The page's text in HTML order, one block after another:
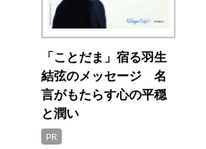
「ことだま」宿る羽生
結弦のメッセージ 名
言がもたらす心の平穏
と潤い
PR